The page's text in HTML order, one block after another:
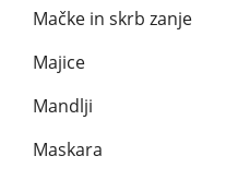
Mačke in skrb zanje
Majice
Mandlji
Maskara